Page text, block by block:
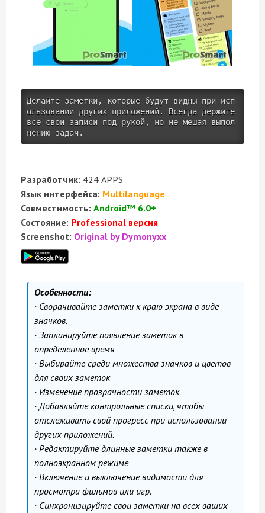
Делайте заметки, которые будут видны при исп
ользовании других приложений. Всегда держите
все свои записи под рукой, но не мешая выпол
нению задач.
Разработчик: 424 APPS
Язык интерфейса: Multilanguage
Совместимость: Android™ 6.0+
Состояние: Professional версия
Screenshot: Original by Dymonyxx
Особенности:
· Сворачивайте заметки к краю экрана в виде
значков.
· Запланируйте появление заметок в
определенное время
· Выбирайте среди множества значков и цветов
для своих заметок
· Изменение прозрачности заметок
· Добавляйте контрольные списки, чтобы
отслеживать свой прогресс при использовании
других приложений.
· Редактируйте длинные заметки также в
полноэкранном режиме
· Включение и выключение видимости для
просмотра фильмов или игр.
· Синхронизируйте свои заметки на всех ваших